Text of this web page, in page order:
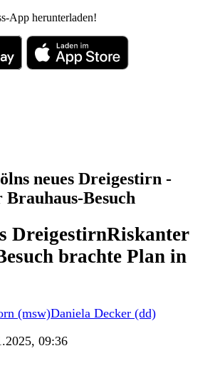
App herunterladen!
neues Dreigestirn -
Besuch
DreigestirnRiskanter
brachte Plan in
(msw)Daniela Decker (dd)
09:36